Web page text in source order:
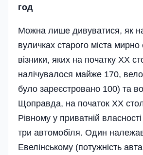
год
Можна лише дивуватися, як
вуличках старого міста мирно
візники, яких на початку ХХ
налічувалося майже 170,
було зареєстровано 100) та
Щоправда, на початок ХХ
Рівному у приватній
три автомобіля. Один належав
Евелінському (потужність